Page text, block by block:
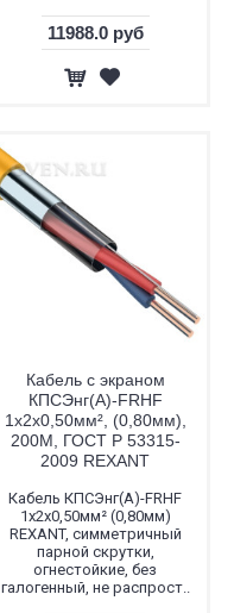
11988.0 руб
Кабель с экраном
КПСЭнг(А)-FRHF
1х2х0,50мм², (0,80мм),
200М, ГОСТ Р 53315-
2009 REXANT
Кабель КПСЭнг(А)-FRHF
1x2x0,50мм² (0,80мм)
REXANT, симметричный
парной скрутки,
огнестойкие, без
галогенный, не распрост..